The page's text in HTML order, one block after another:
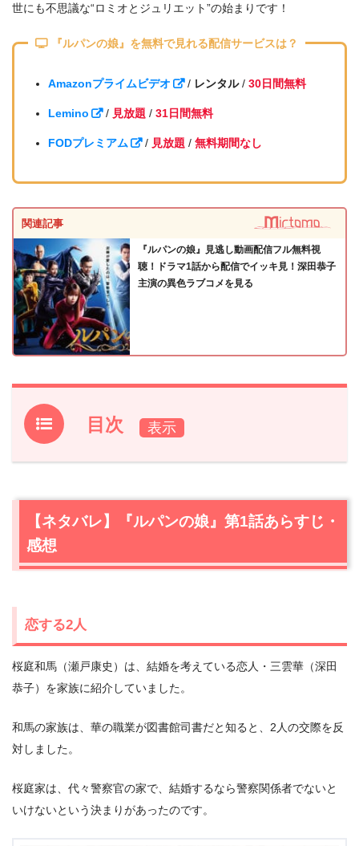
世にも不思議な“ロミオとジュリエット”の始まりです！
『ルパンの娘』を無料で見れる配信サービスは？
Amazonプライムビデオ / レンタル/ 30日間無料
Lemino / 見放題 / 31日間無料
FODプレミアム / 見放題 / 無料期間なし
関連記事
『ルパンの娘』見逃し動画配信フル無料視
聴！ドラマ1話から配信でイッキ見！深田恭子
主演の異色ラブコメを見る
目次
1.【ネタバレ】『ルパンの娘』第1話あらすじ・感想
1.3 強盗犯殺人事件
1.4
1.5悔い改めな！
【ネタバレ】『ルパンの娘』第1話あらすじ・
感想
恋する2人
桜庭和馬（瀬戸康史）は、結婚を考えている恋人・三雲華（深田
恭子）を家族に紹介していました。
和馬の家族は、華の職業が図書館司書だと知ると、2人の交際を反
対しました。
桜庭家は、代々警察官の家で、結婚するなら警察関係者でないと
いけないという決まりがあったのです。